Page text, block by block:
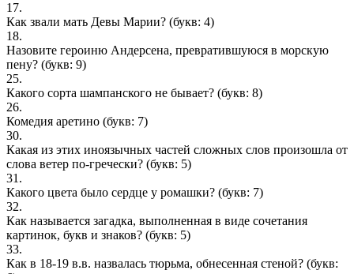
17.
Как звали мать Девы Марии? (букв: 4)
18.
Назовите героиню Андерсена, превратившуюся в морскую
пену? (букв: 9)
25.
Какого сорта шампанского не бывает? (букв: 8)
26.
Комедия аретино (букв: 7)
30.
Какая из этих иноязычных частей сложных слов произошла от
слова ветер по-гречески? (букв: 5)
31.
Какого цвета было сердце у ромашки? (букв: 7)
32.
Как называется загадка, выполненная в виде сочетания
картинок, букв и знаков? (букв: 5)
33.
Как в 18-19 в.в. назвалась тюрьма, обнесенная стеной? (букв: